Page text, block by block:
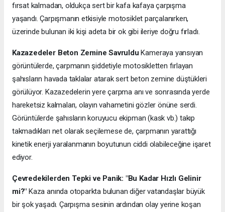
fırsat kalmadan, oldukça sert bir kafa kafaya çarpışma
yaşandı. Çarpışmanın etkisiyle motosiklet parçalanırken,
üzerinde bulunan iki kişi adeta bir ok gibi ileriye doğru fırladı.
Kazazedeler Beton Zemine Savruldu Kameraya yansıyan
görüntülerde, çarpmanın şiddetiyle motosikletten fırlayan
şahısların havada taklalar atarak sert beton zemine düştükleri
görülüyor. Kazazedelerin yere çarpma anı ve sonrasında yerde
hareketsiz kalmaları, olayın vahametini gözler önüne serdi.
Görüntülerde şahısların koruyucu ekipman (kask vb.) takıp
takmadıkları net olarak seçilemese de, çarpmanın yarattığı
kinetik enerji yaralanmanın boyutunun ciddi olabileceğine işaret
ediyor.
Çevredekilerden Tepki ve Panik: "Bu Kadar Hızlı Gelinir
mi?" Kaza anında otoparkta bulunan diğer vatandaşlar büyük
bir şok yaşadı. Çarpışma sesinin ardından olay yerine koşan